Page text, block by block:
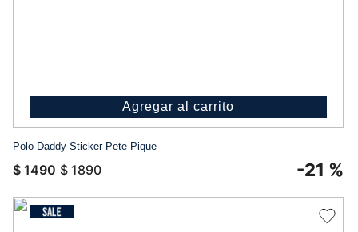
Agregar al carrito
Polo Daddy Sticker Pete Pique
$ 1490 $ 1890 -21 %